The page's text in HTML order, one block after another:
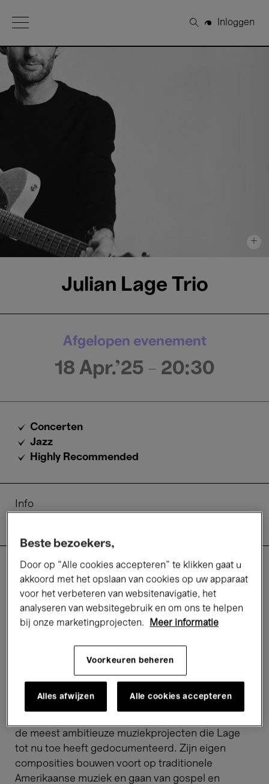
Open Menu
Zoeken
Inloggen
+
Julian Lage Trio
Afgelopen evenement
18 Apr.'25 - 20:30
Concerten
Jazz
Highly Recommended
Info
Is de Amerikaanse gitaristJulian Lage de
troonopvolger van jazz royalsals John Scofield en
Pat Metheny? De New York Times omschreef hem
als "een van de meest talentvolle jazzvirtuozen,
bezeten van een onverstoorbare technische
vaardigheid en een schijnbaar grenzeloze
nieuwsgierigheid". In 2023 verscheen Julian
Note. Het album is intiem van toon, tegelijkertijd
de meest ambitieuze muziekprojecten die Lage
tot nu toe heeft gedocumenteerd. Zijn eigen
composities bouwen voort op traditionele
Amerikaanse muziek en gaan van gospel en
Beste bezoekers,
Door op “Alle cookies accepteren” te klikken gaat u
akkoord met het opslaan van cookies op uw apparaat
voor het verbeteren van websitenavigatie, het
analyseren van websitegebruik en om ons te helpen
bij onze marketingprojecten.
Meer informatie
Voorkeuren beheren
Alles afwijzen Alle cookies accepteren